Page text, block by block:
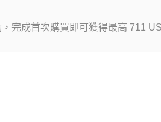
完成首次購買即可獲得最高 711